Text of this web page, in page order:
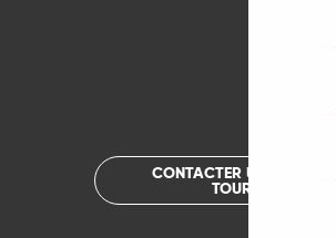
CONTACTER UN OFFICE DE
TOURISME